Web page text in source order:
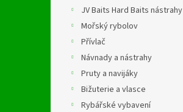
JV Baits Hard Baits nástrahy
Mořský rybolov
Přívlač
Návnady a nástrahy
Pruty a navijáky
Bižuterie a vlasce
Rybářské vybavení